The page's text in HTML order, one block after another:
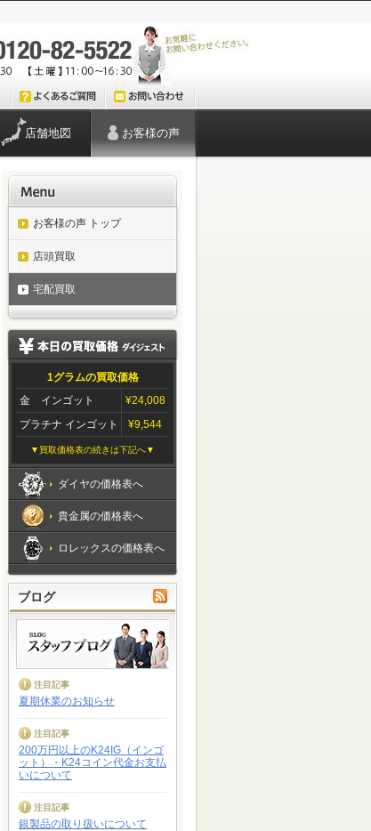
店舗地図 お客様の声
お客様の声 トップ
店頭買取
宅配買取
1グラムの買取価格
金 インゴット
¥24,008
プラチナ インゴット
¥9,544
▼買取価格表の続きは下記へ▼
ダイヤの価格表へ
貴金属の価格表へ
ロレックスの価格表へ
ブログ
注目記事
夏期休業のお知らせ
注目記事
200万円以上のK24IG（インゴ
ット）・K24コイン代金お支払
いについて
注目記事
銀製品の取り扱いについて